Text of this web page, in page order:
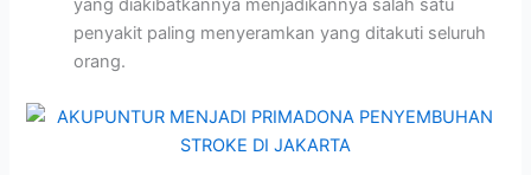
yang diakibatkannya menjadikannya salah satu
penyakit paling menyeramkan yang ditakuti seluruh
orang.